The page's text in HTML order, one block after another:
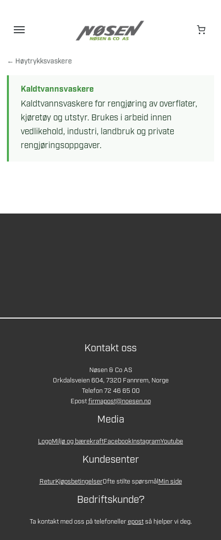
← Høytrykksvaskere
Kaldtvannsvaskere
Kaldtvannsvaskere for rengjøring av overflater,
kjøretøy og utstyr. Brukes i arbeid innen
vedlikehold, industri, landbruk og private
rengjøringsoppgaver.
Kontakt oss
Nøsen & Co AS
Orkdalsveien 604, 7320 Fannrem, Norge
Telefon 72 46 65 00
Epostfirmapost@noesen.no
Media
LogoMiljø og bærekraftFacebookInstagramYoutube
Kundesenter
ReturKjøpsbetingelserOfte stilte spørsmålMin side
Bedriftskunde?
Ta kontakt med oss på telefonellerepostså hjelper vi deg.